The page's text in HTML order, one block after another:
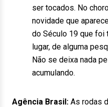
ser tocados. No
novidade que
do Século 19 que foi
lugar, de alguma
Não se deixa nada
acumulando.
Agência Brasil: As rodas